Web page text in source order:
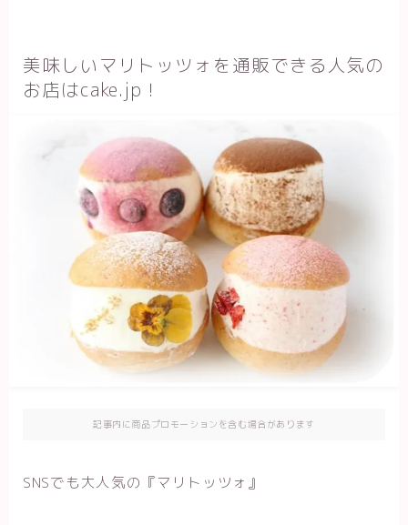
美味しいマリトッツォを通販できる人気の
お店はcake.jp！
記事内に商品プロモーションを含む場合があります
SNSでも大人気の『マリトッツォ』